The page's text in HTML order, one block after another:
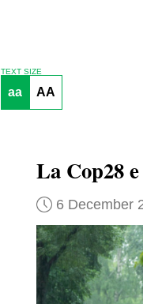
TEXT SIZE
aa AA
La Cop28
6 December